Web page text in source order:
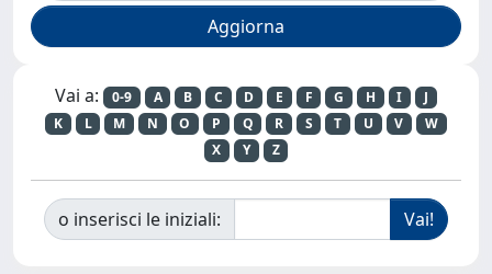
Vai a: 0-9 A B C D E F G H I
J
K
L M N O P Q R S T U V
W
X
Y Z
o inserisci le iniziali: